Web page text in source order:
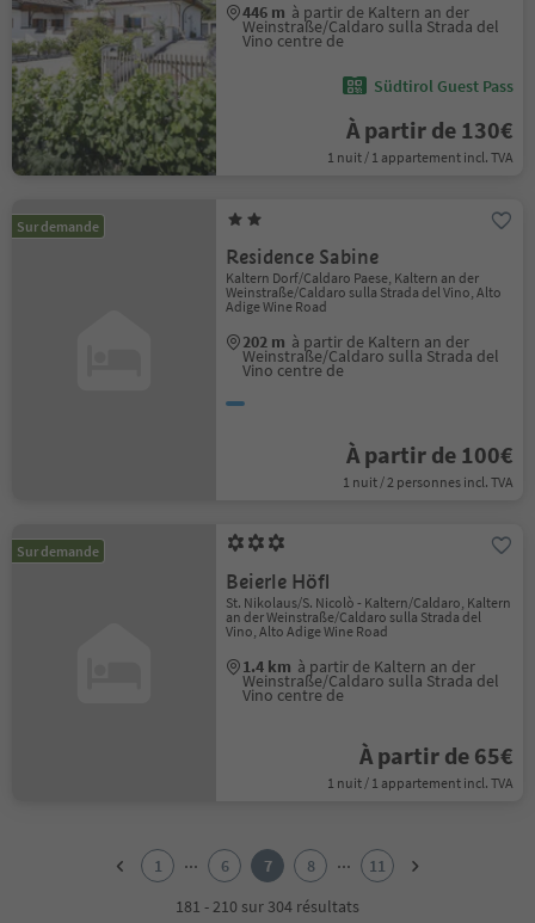
446 m à partir de Kaltern an der
Weinstraße/Caldaro sulla Strada del
Vino centre de
Südtirol Guest Pass
À partir de 130€
1 nuit / 1 appartement incl. TVA
Sur demande
Residence Sabine
Kaltern Dorf/Caldaro Paese, Kaltern an der
Weinstraße/Caldaro sulla Strada del Vino, Alto
Adige Wine Road
202 m à partir de Kaltern an der
Weinstraße/Caldaro sulla Strada del
Vino centre de
À partir de 100€
1 nuit / 2 personnes incl. TVA
Sur demande
Beierle Höfl
St. Nikolaus/S. Nicolò - Kaltern/Caldaro, Kaltern
an der Weinstraße/Caldaro sulla Strada del
Vino, Alto Adige Wine Road
1.4 km à partir de Kaltern an der
Weinstraße/Caldaro sulla Strada del
Vino centre de
À partir de 65€
1 nuit / 1 appartement incl. TVA
1 ... 6 7 8 ...
11
181 - 210 sur 304 résultats